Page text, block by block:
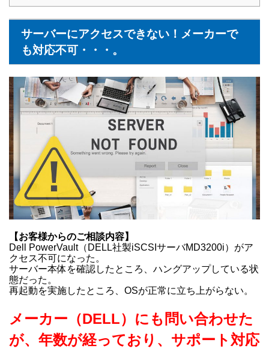
サーバーにアクセスできない！メーカーで
も対応不可・・・。
【お客様からのご相談内容】
Dell PowerVault（DELL社製iSCSIサーバMD3200i）がア
クセス不可になった。
サーバー本体を確認したところ、ハングアップしている状
態だった。
再起動を実施したところ、OSが正常に立ち上がらない。
メーカー（DELL）にも問い合わせた
が、年数が経っており、サポート対応